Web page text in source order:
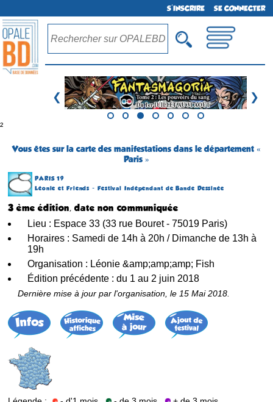
S'INSCRIRE SE CONNECTER
❮ ❯
²
Vous êtes sur la carte des manifestations dans le département «
Paris »
PARIS 19
Léonie et Friends - Festival Indépendant de Bande Dessinée
3 ème édition, date non communiquée
Lieu : Espace 33 (33 rue Bouret - 75019 Paris)
Horaires : Samedi de 14h à 20h / Dimanche de 13h à
19h
Organisation : Léonie &amp;amp;amp; Fish
Édition précédente : du 1 au 2 juin 2018
Dernière mise à jour par l'organisation, le 15 Mai 2018.